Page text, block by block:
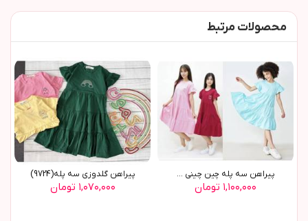
محصولات مرتبط
پیراهن سه پله چین چینی ...
۱,۱۰۰,۰۰۰ تومان
پیراهن گلدوزی سه پله(9724)
۱,۰۷۰,۰۰۰ تومان